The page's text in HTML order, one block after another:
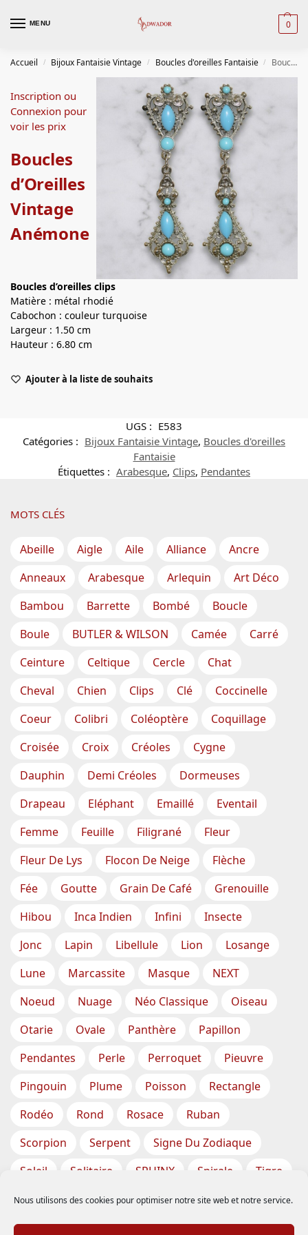
Nous utilisons des cookies pour optimiser notre site web et notre service.
MENU 0
Accueil / Bijoux Fantaisie Vintage / Boucles d'oreilles Fantaisie / Boucles d’Oreilles Vintage Anémone
Inscription ou
Connexion pour
voir les prix
Boucles
d’Oreilles
Vintage
Anémone
Boucles d’oreilles clips
Matière : métal rhodié
Cabochon : couleur turquoise
Largeur : 1.50 cm
Hauteur : 6.80 cm
Ajouter à la liste de souhaits
UGS : E583
Catégories : Bijoux Fantaisie Vintage, Boucles d'oreilles
Fantaisie
Étiquettes : Arabesque, Clips, Pendantes
MOTS CLÉS
Abeille Aigle Aile Alliance
Ancre
Anneaux
Arabesque Arlequin
Art Déco
Bambou
Barrette Bombé
Boucle
Boule
BUTLER & WILSON Camée
Carré
Ceinture
Celtique Cercle
Chat
Cheval
Chien Clips Clé
Coccinelle
Coeur
Colibri Coléoptère
Coquillage
Croisée
Croix Créoles
Cygne
Dauphin
Demi Créoles
Dormeuses
Drapeau
Eléphant Emaillé
Eventail
Femme
Feuille Filigrané
Fleur
Fleur De Lys
Flocon De Neige
Flèche
Fée
Goutte Grain De Café
Grenouille
Hibou
Inca Indien Infini
Insecte
Jonc
Lapin Libellule Lion
Losange
Lune
Marcassite Masque
NEXT
Noeud
Nuage Néo Classique
Oiseau
Otarie
Ovale Panthère
Papillon
Pendantes
Perle Perroquet
Pieuvre
Pingouin
Plume Poisson
Rectangle
Rodéo
Rond Rosace
Ruban
Scorpion
Serpent
Signe Du Zodiaque
Soleil
Solitaire SPHINX Spirale
Tigre
Torsade
Tortue Train
Tresse
Triangle
Trèfle Tête Vase Étoile